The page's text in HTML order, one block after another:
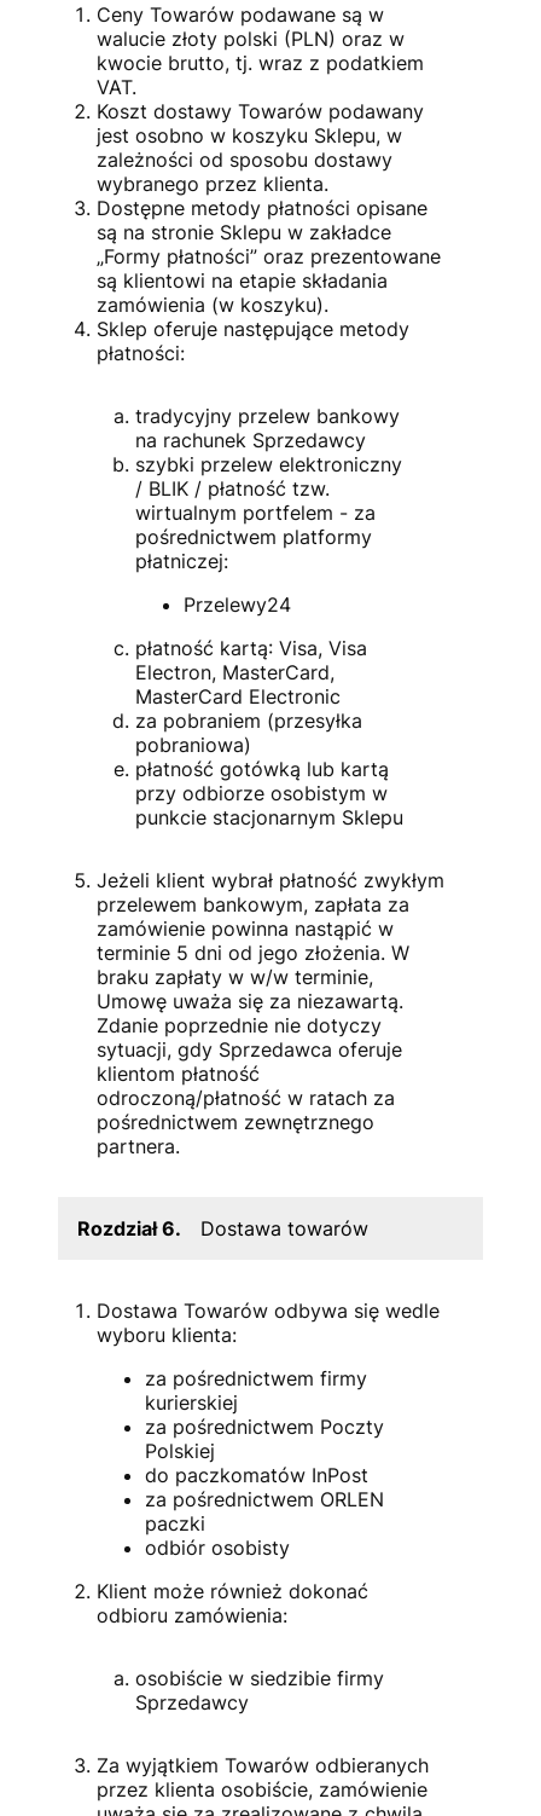
Ceny Towarów podawane są w
walucie złoty polski (PLN) oraz w
kwocie brutto, tj. wraz z podatkiem
VAT.
Koszt dostawy Towarów podawany
jest osobno w koszyku Sklepu, w
zależności od sposobu dostawy
wybranego przez klienta.
Dostępne metody płatności opisane
są na stronie Sklepu w zakładce
„Formy płatności” oraz prezentowane
są klientowi na etapie składania
zamówienia (w koszyku).
Sklep oferuje następujące metody
płatności:
tradycyjny przelew bankowy
na rachunek Sprzedawcy
szybki przelew elektroniczny
/ BLIK / płatność tzw.
wirtualnym portfelem - za
pośrednictwem platformy
płatniczej:
Przelewy24
płatność kartą: Visa, Visa
Electron, MasterCard,
MasterCard Electronic
za pobraniem (przesyłka
pobraniowa)
płatność gotówką lub kartą
przy odbiorze osobistym w
punkcie stacjonarnym Sklepu
Jeżeli klient wybrał płatność zwykłym
przelewem bankowym, zapłata za
zamówienie powinna nastąpić w
terminie 5 dni od jego złożenia. W
braku zapłaty w w/w terminie,
Umowę uważa się za niezawartą.
Zdanie poprzednie nie dotyczy
sytuacji, gdy Sprzedawca oferuje
klientom płatność
odroczoną/płatność w ratach za
pośrednictwem zewnętrznego
partnera.
Rozdział 6. Dostawa towarów
Dostawa Towarów odbywa się wedle
wyboru klienta:
za pośrednictwem firmy
kurierskiej
za pośrednictwem Poczty
Polskiej
do paczkomatów InPost
za pośrednictwem ORLEN
paczki
odbiór osobisty
Klient może również dokonać
odbioru zamówienia:
osobiście w siedzibie firmy
Sprzedawcy
Za wyjątkiem Towarów odbieranych
przez klienta osobiście, zamówienie